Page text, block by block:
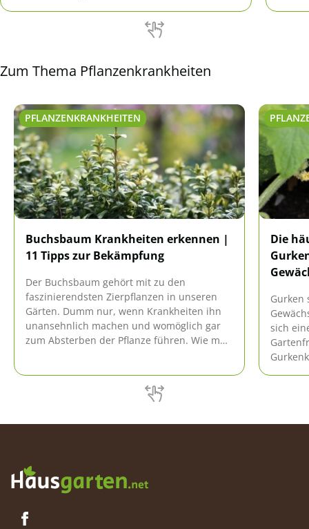
Zum Thema Pflanzenkrankheiten
PFLANZENKRANKHEITEN
Buchsbaum Krankheiten erkennen |
11 Tipps zur Bekämpfung
Der Buchsbaum gehört mit zu den
faszinierendsten Zierpflanzen in unseren
Gärten. Dumm nur, wenn Krankheiten ihn
unansehnlich machen und womöglich gar
zum Absterben der Pflanze führen. Wie man
Die
Gurken
sich